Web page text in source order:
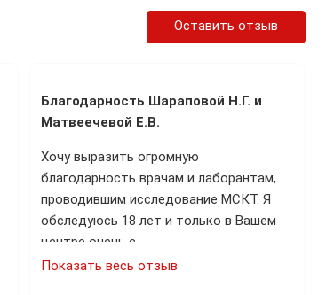
Оставить отзыв
Благодарность Шараповой Н.Г. и
Матвеечевой Е.В.
Хочу выразить огромную
благодарность врачам и лаборантам,
проводившим исследование МСКТ. Я
обследуюсь 18 лет и только в Вашем
центре очень с…
Показать весь отзыв